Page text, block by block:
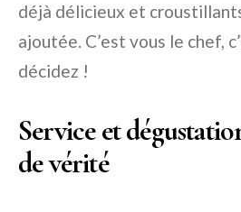
déjà délicieux et
ajoutée. C’est vous le chef,
décidez !
Service et
de vérité